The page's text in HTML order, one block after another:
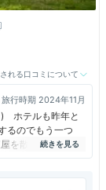
れる口コミについて
旅行時期 2024年11月
) ホテルも昨年と
るのでもう一つ
を散歩すると/食